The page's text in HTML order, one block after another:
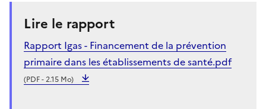
Lire le rapport
Rapport Igas - Financement de la prévention
primaire dans les établissements de santé.pdf
(PDF - 2.15 Mo)